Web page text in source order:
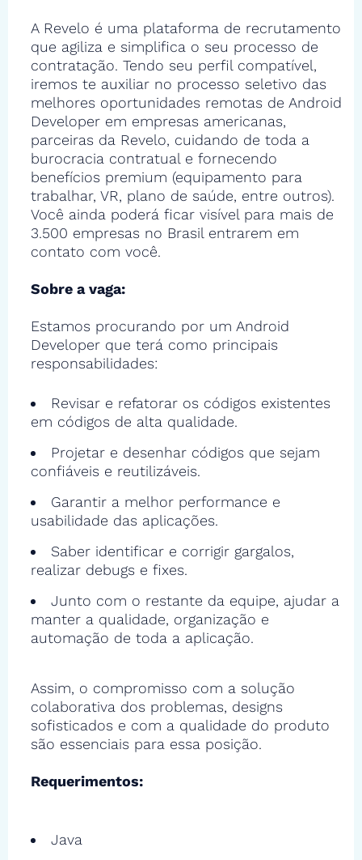
A Revelo é uma plataforma de recrutamento
que agiliza e simplifica o seu processo de
contratação. Tendo seu perfil compatível,
iremos te auxiliar no processo seletivo das
melhores oportunidades remotas de Android
Developer em empresas americanas,
parceiras da Revelo, cuidando de toda a
burocracia contratual e fornecendo
benefícios premium (equipamento para
trabalhar, VR, plano de saúde, entre outros).
Você ainda poderá ficar visível para mais de
3.500 empresas no Brasil entrarem em
contato com você.
Sobre a vaga:
Estamos procurando por um Android
Developer que terá como principais
responsabilidades:
Revisar e refatorar os códigos existentes
em códigos de alta qualidade.
Projetar e desenhar códigos que sejam
confiáveis e reutilizáveis.
Garantir a melhor performance e
usabilidade das aplicações.
Saber identificar e corrigir gargalos,
realizar debugs e fixes.
Junto com o restante da equipe, ajudar a
manter a qualidade, organização e
automação de toda a aplicação.
Assim, o compromisso com a solução
colaborativa dos problemas, designs
sofisticados e com a qualidade do produto
são essenciais para essa posição.
Requerimentos:
Java